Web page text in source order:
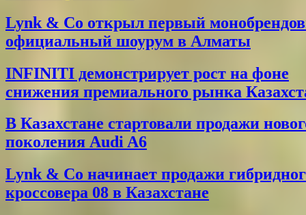
Lynk & Co открыл первый
официальный шоурум в Алматы
INFINITI демонстрирует рост на фоне
снижения премиального рынка
В Казахстане стартовали продажи
поколения Audi A6
Lynk & Co начинает продажи
кроссовера 08 в Казахстане